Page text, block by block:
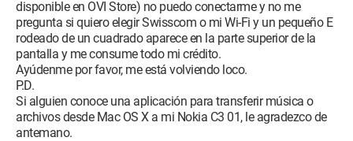
disponible en OVI Store) no puedo conectarme y no me
pregunta si quiero elegir Swisscom o mi Wi-Fi y un pequeño E
rodeado de un cuadrado aparece en la parte superior de la
pantalla y me consume todo mi crédito.
Ayúdenme por favor, me está volviendo loco.
P.D.
Si alguien conoce una aplicación para transferir música o
archivos desde Mac OS X a mi Nokia C3 01, le agradezco de
antemano.